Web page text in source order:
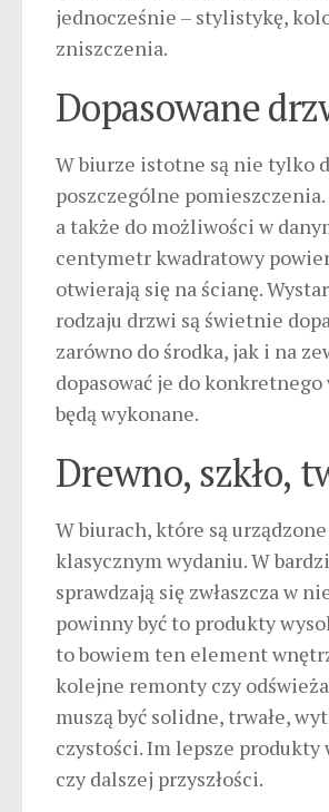
jednocześnie – stylistykę,
zniszczenia.
Dopasowane
W biurze istotne są nie tylko
poszczególne
a także do możliwości w
centymetr kwadratowy
otwierają się na ścianę.
rodzaju drzwi są świetnie
zarówno do środka, jak i na
dopasować je do
będą wykonane.
Drewno, szkło,
W biurach, które są
klasycznym wydaniu. W
sprawdzają się zwłaszcza w
powinny być to produkty
to bowiem ten element
kolejne remonty czy
muszą być solidne, trwałe,
czystości. Im lepsze
czy dalszej przyszłości.